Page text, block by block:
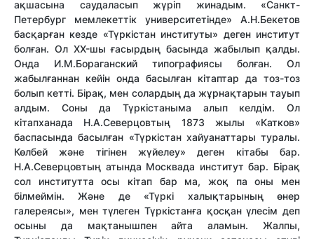
ақшасына саудаласып жүріп жинадым. «Санкт-
Петербург мемлекеттік университетінде» А.Н.Бекетов
басқарған кезде «Түркістан институты» деген институт
болған. Ол XX-шы ғасырдың басында жабылып қалды.
Онда И.М.Бораганский типографиясы болған. Ол
жабылғаннан кейін онда басылған кітаптар да тоз-тоз
болып кетті. Бірақ, мен солардың да жұрнақтарын тауып
алдым. Соны да Түркістаныма алып келдім. Ол
кітапханада Н.А.Северцовтың 1873 жылы «Катков»
баспасында басылған «Түркістан хайуанаттары туралы.
Көлбей және тігінен жүйелеу» деген кітабы бар.
Н.А.Северцовтың атында Москвада институт бар. Бірақ
сол институтта осы кітап бар ма, жоқ па оны мен
білмеймін. Және де «Түркі халықтарының өнер
галереясы», мен түлеген Түркістанға қосқан үлесім деп
осыны да мақтанышпен айта аламын. Жалпы,